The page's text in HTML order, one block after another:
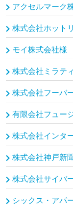
アクセルマーク
株式会社ホット
モイ株式会社様
株式会社ミラテ
株式会社フーバ
有限会社フュー
株式会社インターナショナル
株式会社神戸新
株式会社サイバ
シックス・アパ